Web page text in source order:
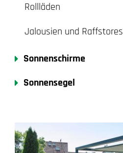
Rollläden
Jalousien und Raffstores
Sonnenschirme
Sonnensegel